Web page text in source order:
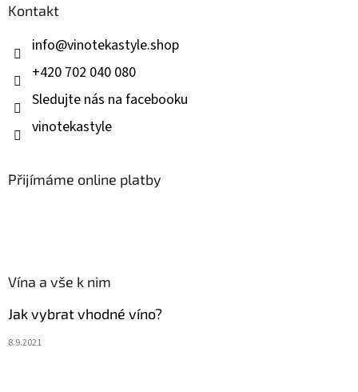
Kontakt
info@vinotekastyle.shop
+420 702 040 080
Sledujte nás na facebooku
vinotekastyle
Přijímáme online platby
Vína a vše k nim
Jak vybrat vhodné víno?
8.9.2021